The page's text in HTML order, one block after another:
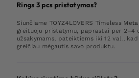
Rings 3 pcs pristatymas?
Siunčiame TOYZ4LOVERS Timeless
greituoju pristatymu, paprastai per 2–4
užsakymams, pateiktiems iki 12 val.,
greičiau mėgautis savo produktu.